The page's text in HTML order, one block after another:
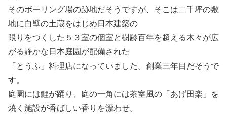
そのボーリング場の跡地だそうですが、そこは二千坪の敷
地に白壁の土蔵をはじめ日本建築の
限りをつくした５３室の個室と樹齢百年を超える木々が広
がる静かな日本庭園が配備された
「とうふ」料理店になっていました。創業三年目だそうで
す。
庭園には鯉が踊り、庭の一角には茶室風の「あげ田楽」を
焼く施設が香ばしい香りを漂わせ。